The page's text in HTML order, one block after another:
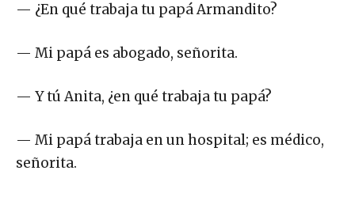
— ¿En qué trabaja tu papá Armandito?
— Mi papá es abogado, señorita.
— Y tú Anita, ¿en qué trabaja tu papá?
— Mi papá trabaja en un hospital; es médico,
señorita.